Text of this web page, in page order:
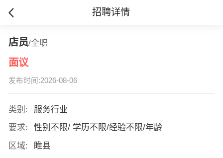
招聘详情
店员/全职
面议
发布时间:2026-08-06
类别:
服务行业
要求:
性别不限/ 学历不限/经验不限/年龄
区域:
睢县